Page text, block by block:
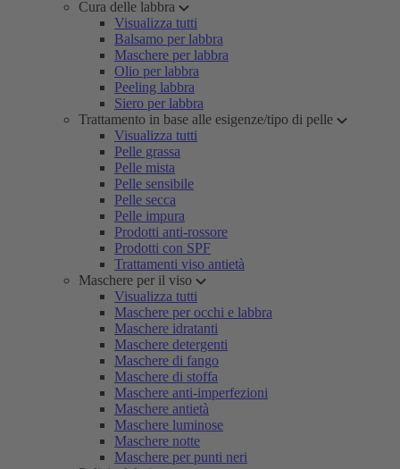
Cura delle labbra
Visualizza tutti
Balsamo per labbra
Maschere per labbra
Olio per labbra
Peeling labbra
Siero per labbra
Trattamento in base alle esigenze/tipo di pelle
Visualizza tutti
Pelle grassa
Pelle mista
Pelle sensibile
Pelle secca
Pelle impura
Prodotti anti-rossore
Prodotti con SPF
Trattamenti viso antietà
Maschere per il viso
Visualizza tutti
Maschere per occhi e labbra
Maschere idratanti
Maschere detergenti
Maschere di fango
Maschere di stoffa
Maschere anti-imperfezioni
Maschere antietà
Maschere luminose
Maschere notte
Maschere per punti neri